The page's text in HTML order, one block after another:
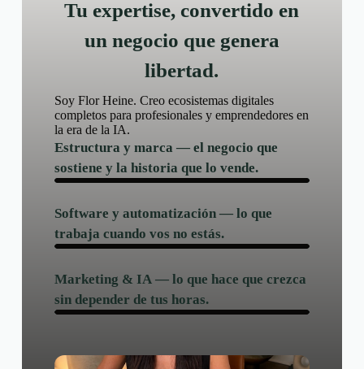
Tu expertise, convertido en
un negocio que genera
libertad.
Soy Flor Heine. Creo ecosistemas digitales
completos para profesionales y emprendedores en
la era de la IA.
Estructura y marca— el negocio que
sostiene y la historia que lo vende.
Software y automatización— lo que
trabaja cuando vos no estás.
Marketing & IA— lo que hace que crezca
sin depender de tus horas.